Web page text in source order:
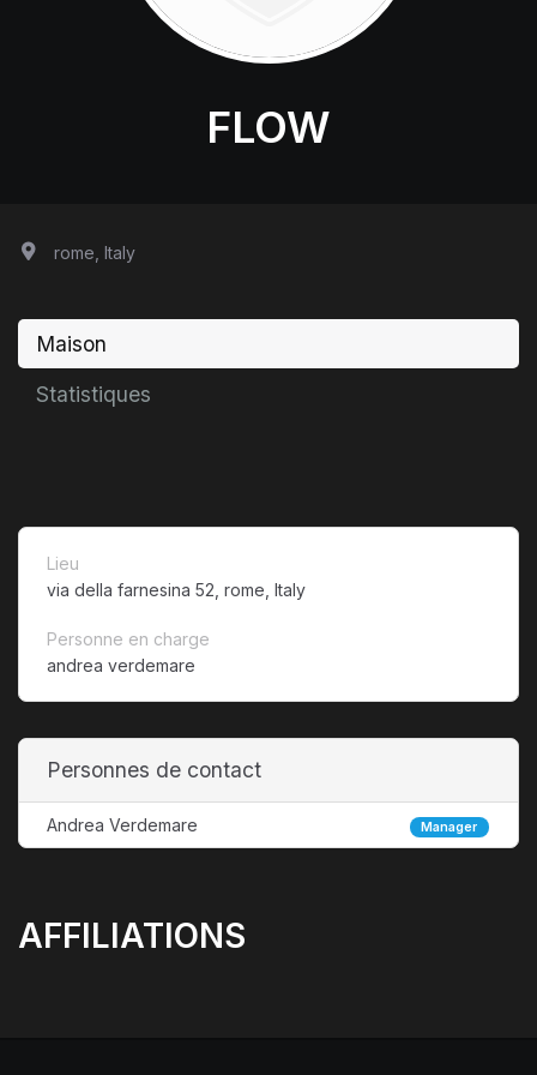
FLOW
rome, Italy
Maison
Statistiques
Lieu
via della farnesina 52, rome, Italy
Personne en charge
andrea verdemare
Personnes de contact
Andrea Verdemare Manager
AFFILIATIONS